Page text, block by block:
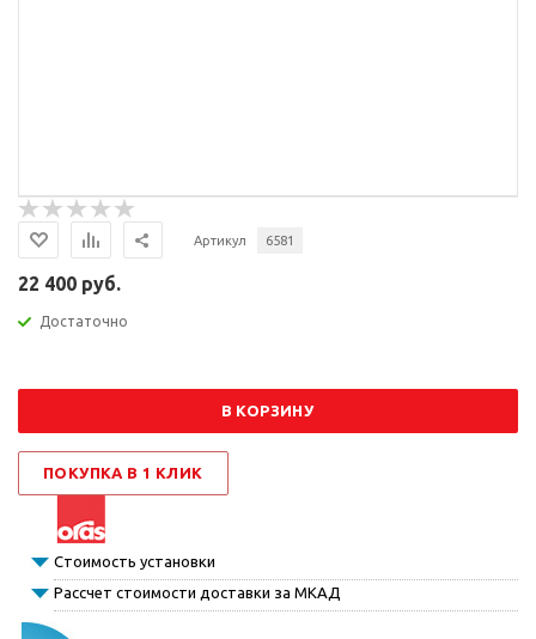
Артикул 6581
22 400 руб.
Достаточно
В КОРЗИНУ
ПОКУПКА В 1 КЛИК
Стоимость установки
Рассчет стоимости доставки за МКАД